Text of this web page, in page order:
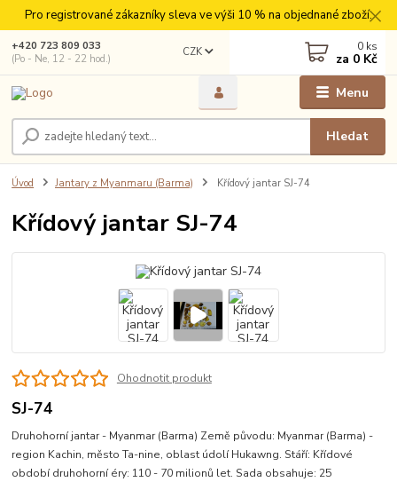
Pro registrované zákazníky sleva ve výši 10 % na objednané zboží.
Menu
CZK
Hledat
+420 723 809 033
(Po - Ne, 12 - 22 hod.)
0 ks
za 0 Kč
Úvod Jantary z Myanmaru (Barma) Křídový jantar SJ-74
Křídový jantar SJ-74
Ohodnotit produkt
SJ-74
Druhohorní jantar - Myanmar (Barma) Země původu: Myanmar (Barma) -
region Kachin, město Ta-nine, oblast údolí Hukawng. Stáří: Křídové
období druhohorní éry: 110 - 70 milionů let. Sada obsahuje: 25